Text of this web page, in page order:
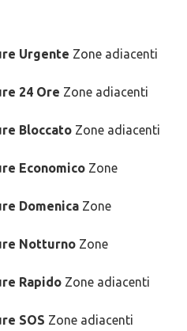
Urgente Zone adiacenti
24 Ore Zone adiacenti
Bloccato Zone adiacenti
Economico Zone
Domenica Zone
Notturno Zone
Rapido Zone adiacenti
SOS Zone adiacenti